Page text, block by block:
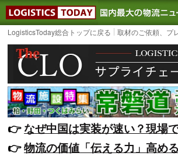
LOGISTICS
LogisticsToday総合トップに戻る 取材のご依頼、プ
👉️なぜ中国は実装が速い？現場
👉️物流の価値「伝える力」高め